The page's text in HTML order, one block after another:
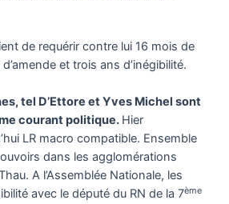
de requérir contre lui 16 mois de
et trois ans d’inégibilité.
tel D’Ettore et Yves Michel sont
courant politique. Hier
LR macro compatible. Ensemble
dans les agglomérations
A l’Assemblée Nationale, les
avec le député du RN de la 7ème